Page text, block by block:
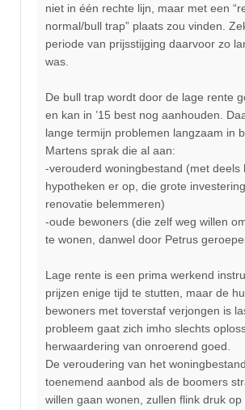
niet in één rechte lijn, maar met een
normal/bull trap” plaats zou vinden.
periode van prijsstijging daarvoor zo
was.
De bull trap wordt door de lage rente
en kan in ’15 best nog aanhouden.
lange termijn problemen langzaam in
Martens sprak die al aan:
-verouderd woningbestand (met deels
hypotheken er op, die grote
renovatie belemmeren)
-oude bewoners (die zelf weg willen
te wonen, danwel door Petrus
Lage rente is een prima werkend
prijzen enige tijd te stutten, maar de
bewoners met toverstaf verjongen is
probleem gaat zich imho slechts
herwaardering van onroerend goed.
De veroudering van het
toenemend aanbod als de boomers
willen gaan wonen, zullen flink druk op